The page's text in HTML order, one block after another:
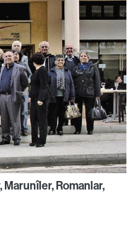
Marunîler, Romanlar,